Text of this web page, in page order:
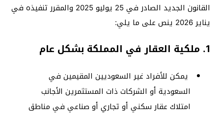
القانون الجديد الصادر في 25 يوليو 2025 والمقرر تنفيذه في
يناير 2026 ينص على ما يلي:
1. ملكية العقار في المملكة بشكل عام
يمكن للأفراد غير السعوديين المقيمين في
السعودية أو الشركات ذات المستثمرين الأجانب
امتلاك عقار سكني أو تجاري أو صناعي في مناطق